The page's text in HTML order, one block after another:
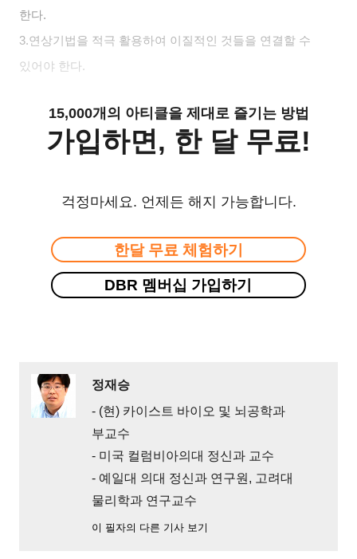
한다.
3.연상기법을 적극 활용하여 이질적인 것들을 연결할 수
있어야 한다.
15,000개의 아티클을 제대로 즐기는 방법
가입하면, 한 달 무료!
걱정마세요. 언제든 해지 가능합니다.
한달 무료 체험하기
DBR 멤버십 가입하기
정재승
- (현) 카이스트 바이오 및 뇌공학과
부교수
- 미국 컬럼비아의대 정신과 교수
- 예일대 의대 정신과 연구원, 고려대
물리학과 연구교수
이 필자의 다른 기사 보기